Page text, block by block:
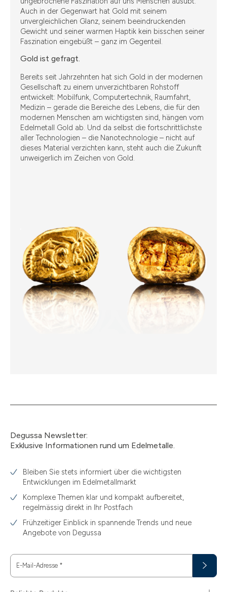
Auch in der Gegenwart hat Gold mit seinem
unvergleichlichen Glanz, seinem beeindruckenden
Gewicht und seiner warmen Haptik kein bisschen seiner
Faszination eingebüßt – ganz im Gegenteil.
Gold ist gefragt.
Bereits seit Jahrzehnten hat sich Gold in der modernen
Gesellschaft zu einem unverzichtbaren Rohstoff
entwickelt: Mobilfunk, Computertechnik, Raumfahrt,
Medizin – gerade die Bereiche des Lebens, die für den
modernen Menschen am wichtigsten sind, hängen vom
Edelmetall Gold ab. Und da selbst die fortschrittlichste
aller Technologien – die Nanotechnologie – nicht auf
dieses Material verzichten kann, steht auch die Zukunft
unweigerlich im Zeichen von Gold.
Degussa Newsletter:
Exklusive Informationen rund um Edelmetalle.
Bleiben Sie stets informiert über die wichtigsten
Entwicklungen im Edelmetallmarkt
Komplexe Themen klar und kompakt aufbereitet,
regelmässig direkt in Ihr Postfach
Frühzeitiger Einblick in spannende Trends und neue
Angebote von Degussa
E-Mail-Adresse *